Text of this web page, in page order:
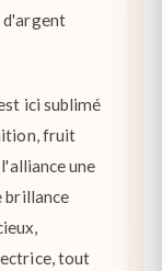
d'argent
ici sublimé
fruit
une
brillance
tout